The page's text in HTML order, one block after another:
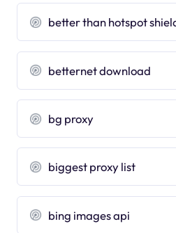
better than hotspot
betternet download
bg proxy
biggest proxy list
bing images api